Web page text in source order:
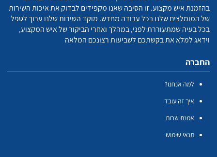
בהזמנת איש מקצוע. זו הסיבה שאנו מקפידים לבדוק את איכות השירות
של המומלצים שלנו בכל עבודה מחדש. מוקד השירות שלנו ערוך לטפל
בכל בעיה שמתעוררת לפני, במהלך ואחרי הביקור של איש המקצוע,
וידאג למלא את בקשתכם לשביעות רצונכם המלאה
החברה
למה אנחנו?
איך זה עובד
אמנת שרות
תנאי שימוש